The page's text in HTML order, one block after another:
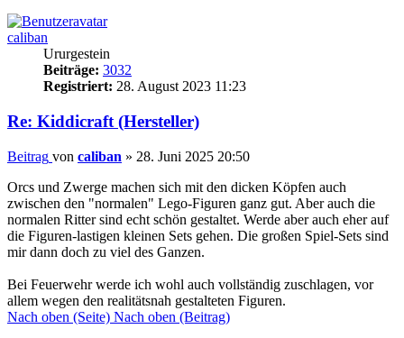
caliban
Ururgestein
Beiträge: 3032
Registriert: 28. August 2023 11:23
Re: Kiddicraft (Hersteller)
Beitrag von caliban » 28. Juni 2025 20:50
Orcs und Zwerge machen sich mit den dicken Köpfen auch
zwischen den "normalen" Lego-Figuren ganz gut. Aber auch die
normalen Ritter sind echt schön gestaltet. Werde aber auch eher auf
die Figuren-lastigen kleinen Sets gehen. Die großen Spiel-Sets sind
mir dann doch zu viel des Ganzen.
Bei Feuerwehr werde ich wohl auch vollständig zuschlagen, vor
allem wegen den realitätsnah gestalteten Figuren.
Nach oben (Seite) Nach oben (Beitrag)